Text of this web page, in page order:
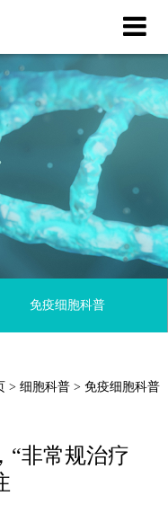
免疫细胞科普
> 细胞科普 > 免疫细胞科普
“非常规治疗